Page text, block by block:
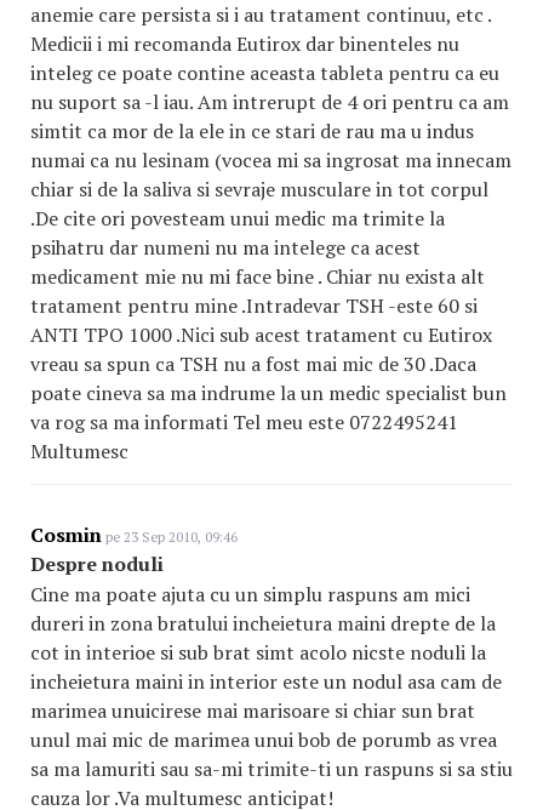
anemie care persista si i au tratament continuu, etc .
Medicii i mi recomanda Eutirox dar binenteles nu
inteleg ce poate contine aceasta tableta pentru ca eu
nu suport sa -l iau. Am intrerupt de 4 ori pentru ca am
simtit ca mor de la ele in ce stari de rau ma u indus
numai ca nu lesinam (vocea mi sa ingrosat ma innecam
chiar si de la saliva si sevraje musculare in tot corpul
.De cite ori povesteam unui medic ma trimite la
psihatru dar numeni nu ma intelege ca acest
medicament mie nu mi face bine . Chiar nu exista alt
tratament pentru mine .Intradevar TSH -este 60 si
ANTI TPO 1000 .Nici sub acest tratament cu Eutirox
vreau sa spun ca TSH nu a fost mai mic de 30 .Daca
poate cineva sa ma indrume la un medic specialist bun
va rog sa ma informati Tel meu este 0722495241
Multumesc
Cosmin pe 23 Sep 2010, 09:46
Despre noduli
Cine ma poate ajuta cu un simplu raspuns am mici
dureri in zona bratului incheietura maini drepte de la
cot in interioe si sub brat simt acolo nicste noduli la
incheietura maini in interior este un nodul asa cam de
marimea unuicirese mai marisoare si chiar sun brat
unul mai mic de marimea unui bob de porumb as vrea
sa ma lamuriti sau sa-mi trimite-ti un raspuns si sa stiu
cauza lor .Va multumesc anticipat!